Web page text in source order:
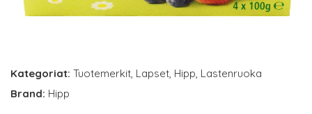
Kategoriat: Tuotemerkit, Lapset, Hipp, Lastenruoka
Brand: Hipp